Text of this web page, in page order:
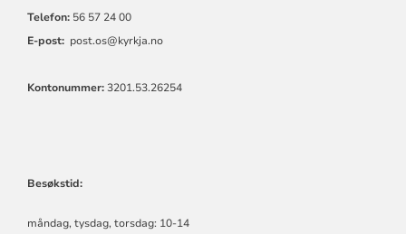
Telefon: 56 57 24 00
E-post: post.os@kyrkja.no
Kontonummer:3201.53.26254
Besøkstid:
måndag, tysdag, torsdag: 10-14